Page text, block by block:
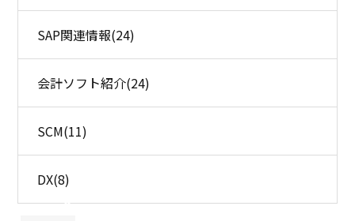
SAP関連情報(24)
会計ソフト紹介(24)
SCM(11)
DX(8)
×